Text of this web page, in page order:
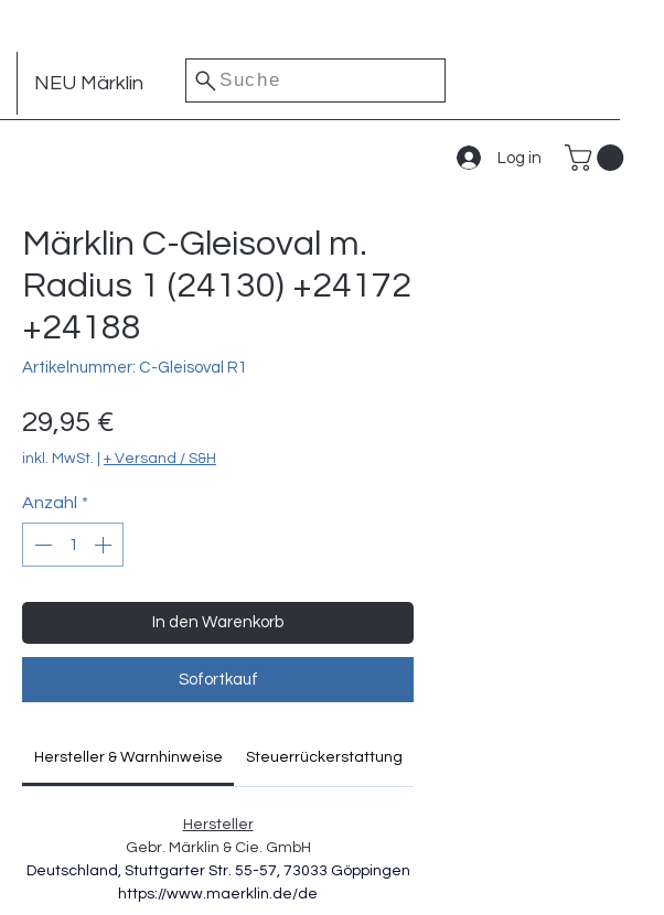
NEU Märklin Suche
Log in
Märklin C-Gleisoval m.
Radius 1 (24130) +24172
+24188
Artikelnummer: C-Gleisoval R1
29,95 €
inkl. MwSt. + Versand / S&H
Anzahl *
In den Warenkorb
Sofortkauf
Hersteller & Warnhinweise Steuerrückerstattung
Hersteller
Gebr. Märklin & Cie. GmbH
Deutschland, Stuttgarter Str. 55-57, 73033 Göppingen
https://www.maerklin.de/de